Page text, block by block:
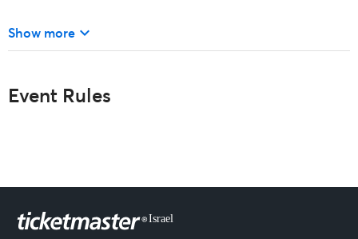
Show more keyboard_arrow_down
Event Rules